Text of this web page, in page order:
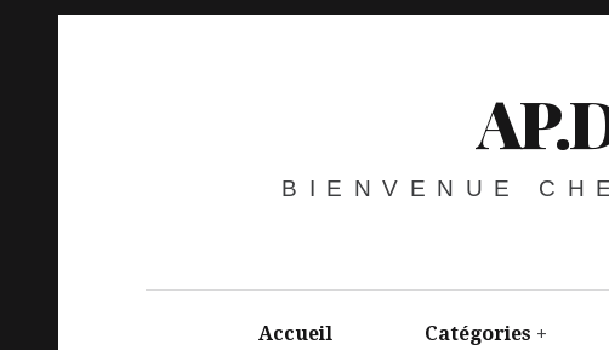
BIENVENUE
Accueil Catégories